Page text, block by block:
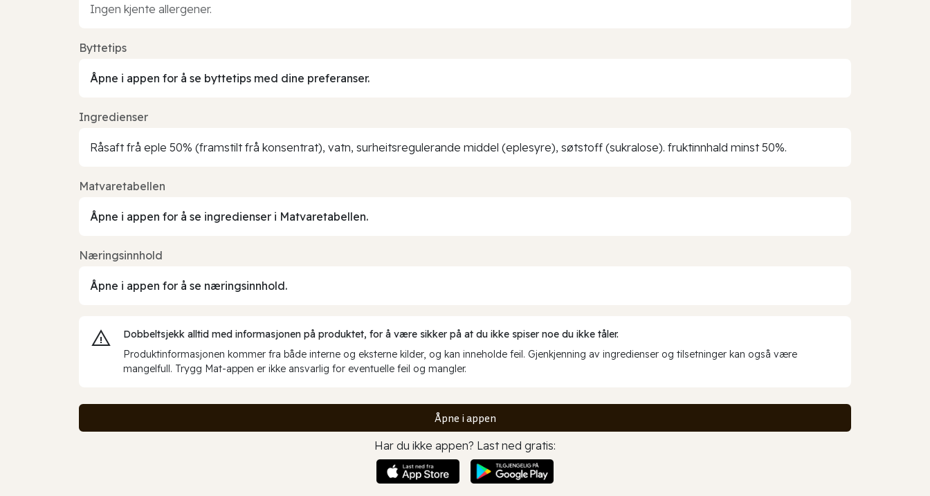
Ingen kjente allergener.
Byttetips
Åpne i appen for å se byttetips med dine preferanser.
Ingredienser
Råsaft frå eple 50% (framstilt frå konsentrat), vatn, surheitsregulerande middel (eplesyre), søtstoff (sukralose). fruktinnhald minst 50%.
Matvaretabellen
Åpne i appen for å se ingredienser i Matvaretabellen.
Næringsinnhold
Åpne i appen for å se næringsinnhold.
Dobbeltsjekk alltid med informasjonen på produktet, for å være sikker på at du ikke spiser noe du ikke tåler.
Produktinformasjonen kommer fra både interne og eksterne kilder, og kan inneholde feil. Gjenkjenning av ingredienser og tilsetninger kan også være
mangelfull. Trygg Mat-appen er ikke ansvarlig for eventuelle feil og mangler.
Åpne i appen
Har du ikke appen? Last ned gratis: